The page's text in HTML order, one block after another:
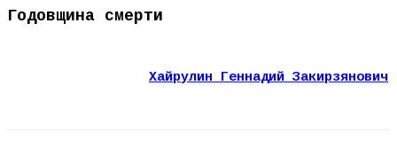
Годовщина смерти
Хайрулин Геннадий Закирзянович